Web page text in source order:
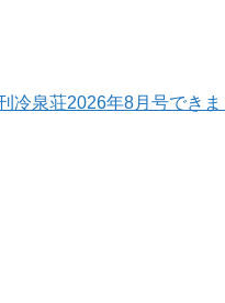
冷泉荘2026年8月号でき